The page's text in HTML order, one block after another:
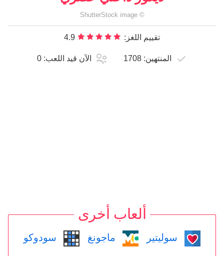
ShutterStockimage
تقييم اللغز: 4.9
المنتهين:1708 الآن قيد اللعب:0
ألعاب أخرى
سوليتير ماجونغ سودوكو